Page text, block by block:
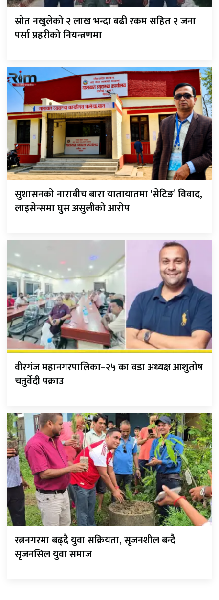
स्रोत नखुलेको २ लाख भन्दा बढी रकम सहित २ जना
पर्सा प्रहरीको नियन्त्रणमा
सुशासनको नाराबीच बारा यातायातमा ‘सेटिङ’ विवाद,
लाइसेन्समा घुस असुलीको आरोप
वीरगंज महानगरपालिका–२५ का वडा अध्यक्ष आशुतोष
चतुर्वेदी पक्राउ
रत्ननगरमा बढ्दै युवा सक्रियता, सृजनशील बन्दै
सृजनसिल युवा समाज